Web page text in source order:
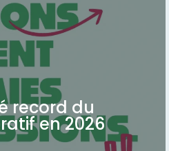
record du
en 2026